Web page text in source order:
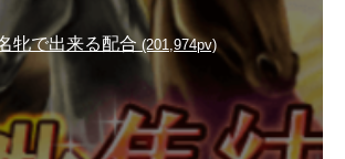
牝で出来る配合(201,974pv)